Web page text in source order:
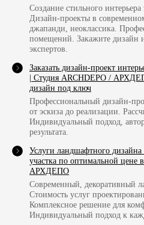
Создание стильного
Дизайн-проекты в
джапанди, неоклассика.
помещений. Закажите дизайн
экспертов.
Заказать дизайн‐проект
| Студия ARCHDEPO /
дизайн под ключ
Профессиональный
от эскиза до реализации.
Индивидуальный подход,
результата.
Услуги ландшафтного дизайна
участка по оптимальной цене
АРХДЕПО
Современный, декоративный
Стоимость услуг
Комплексное решение для
Индивидуальный подход к
КОНТАКТЫ
ARCHDEPO /
[контакты]